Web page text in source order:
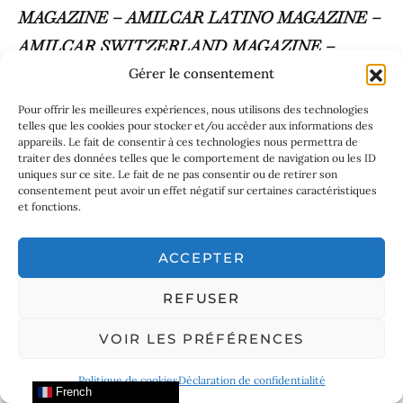
Gérer le consentement
Pour offrir les meilleures expériences, nous utilisons des technologies
telles que les cookies pour stocker et/ou accéder aux informations des
appareils. Le fait de consentir à ces technologies nous permettra de
traiter des données telles que le comportement de navigation ou les ID
uniques sur ce site. Le fait de ne pas consentir ou de retirer son
consentement peut avoir un effet négatif sur certaines caractéristiques
et fonctions.
ACCEPTER
REFUSER
VOIR LES PRÉFÉRENCES
Politique de cookiesDéclaration de confidentialité
MAGAZINE – AMILCAR LATINO MAGAZINE –
AMILCAR SWITZERLAND MAGAZINE –
AMILCAR ARABIA MAGAZINE – AMILCAR
ASIA MAGAZINE – AMILCAR MAGAZINE
GROUP – 30 MAGAZINES :
French